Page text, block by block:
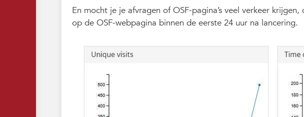
En mocht je je afvragen of OSF-pagina’s veel verkeer
op de OSF-webpagina binnen de eerste 24 uur na lancering.